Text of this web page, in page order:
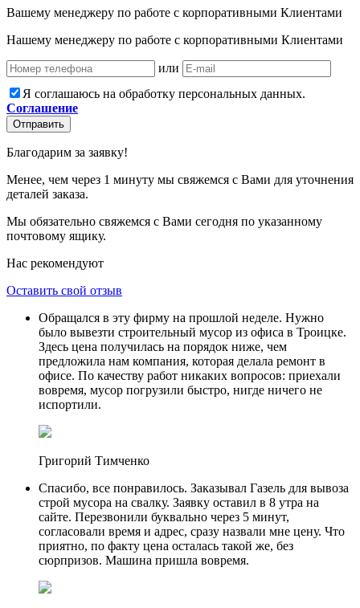
Вашему менеджеру по работе с корпоративными Клиентами
Нашему менеджеру по работе с корпоративными Клиентами
или
Я соглашаюсь на обработку персональных данных.
Соглашение
Отправить
Благодарим за заявку!
Менее, чем через 1 минуту мы свяжемся с Вами для уточнения
деталей заказа.
Мы обязательно свяжемся с Вами сегодня по указанному
почтовому ящику.
Нас рекомендуют
Оставить свой отзыв
Обращался в эту фирму на прошлой неделе. Нужно
было вывезти строительный мусор из офиса в Троицке.
Здесь цена получилась на порядок ниже, чем
предложила нам компания, которая делала ремонт в
офисе. По качеству работ никаких вопросов: приехали
вовремя, мусор погрузили быстро, нигде ничего не
испортили.
Григорий Тимченко
Спасибо, все понравилось. Заказывал Газель для вывоза
строй мусора на свалку. Заявку оставил в 8 утра на
сайте. Перезвонили буквально через 5 минут,
согласовали время и адрес, сразу назвали мне цену. Что
приятно, по факту цена осталась такой же, без
сюрпризов. Машина пришла вовремя.